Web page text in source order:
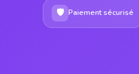
🛡 Paiement sécurisé